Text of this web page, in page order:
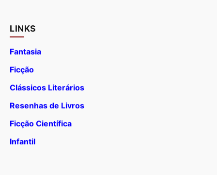
LINKS
Fantasia
Ficção
Clássicos Literários
Resenhas de Livros
Ficção Científica
Infantil